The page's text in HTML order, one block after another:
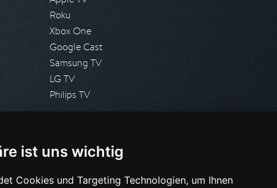
ist uns wichtig
Cookies und Targeting Technologien, um Ihnen
Roku
Xbox One
Google Cast
Samsung TV
LG TV
Philips TV
Presseanfrage stellen